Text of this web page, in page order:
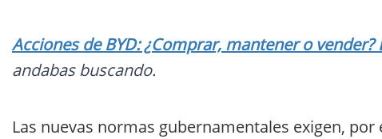
Acciones de BYD: ¿Comprar, mantener o
andabas buscando.
Las nuevas normas gubernamentales exigen,